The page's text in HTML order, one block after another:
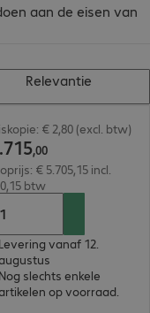
aan de eisen van
Relevantie
€ 2,80 (excl. btw)
.715,00
€ 5.705,15 incl.
btw
Levering vanaf 12.
Nog slechts enkele
op voorraad.